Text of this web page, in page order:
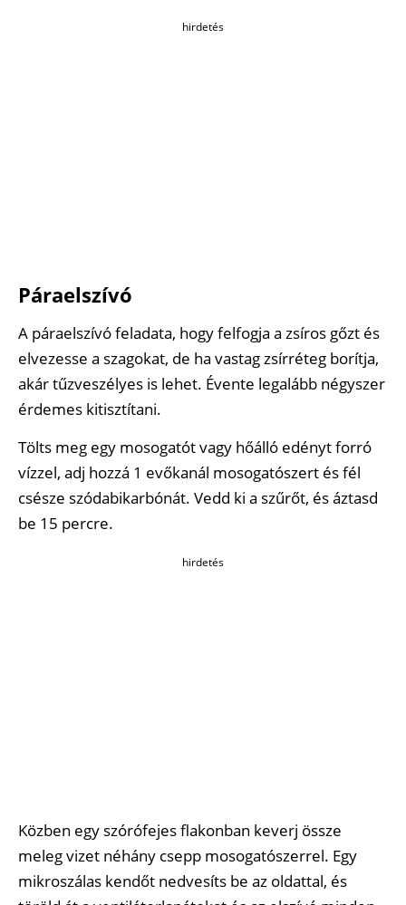
hirdetés
Páraelszívó
A páraelszívó feladata, hogy felfogja a zsíros gőzt és
elvezesse a szagokat, de ha vastag zsírréteg borítja,
akár tűzveszélyes is lehet. Évente legalább négyszer
érdemes kitisztítani.
Tölts meg egy mosogatót vagy hőálló edényt forró
vízzel, adj hozzá 1 evőkanál mosogatószert és fél
csésze szódabikarbónát. Vedd ki a szűrőt, és áztasd
be 15 percre.
hirdetés
Közben egy szórófejes flakonban keverj össze
meleg vizet néhány csepp mosogatószerrel. Egy
mikroszálas kendőt nedvesíts be az oldattal, és